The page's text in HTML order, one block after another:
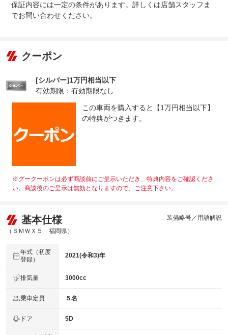
法定整備
整備付 法定12ヶ月または法定24ヶ月点検整備付
※車検なし・車検整備付の場合は法定24ヶ月点検整備付
について
月点検（車検取得のみ）を実施※有償にて「ケアパック」
もご用意しております。
保証内容には一定の条件があります。詳しくは店舗スタッフま
でお問い合わせください。
クーポン
[シルバー]1万円相当以下
有効期限：有効期限なし
この車両を購入すると【1万円相当以下】
の特典がつきます。
※グークーポンは必ず商談前にご呈示いただき、特典内容をご確認くださ
い。商談後のご呈示は無効となりますので、ご注意下さい。
基本仕様
（ＢＭＷＸ５ 福岡県）
装備略号／用語解説
年式（初度
登録）
2021(令和3)年
排気量 3000cc
乗車定員 ５名
ドア 5D